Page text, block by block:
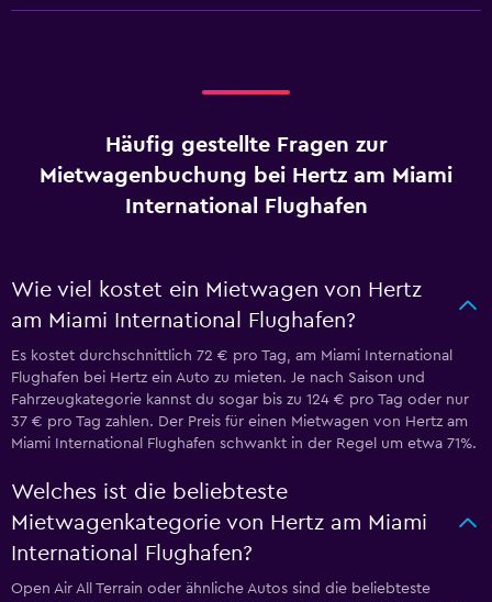
Häufig gestellte Fragen zur
Mietwagenbuchung bei Hertz am Miami
International Flughafen
Wie viel kostet ein Mietwagen von Hertz
am Miami International Flughafen?
Es kostet durchschnittlich 72 € pro Tag, am Miami International
Flughafen bei Hertz ein Auto zu mieten. Je nach Saison und
Fahrzeugkategorie kannst du sogar bis zu 124 € pro Tag oder nur
37 € pro Tag zahlen. Der Preis für einen Mietwagen von Hertz am
Miami International Flughafen schwankt in der Regel um etwa 71%.
Welches ist die beliebteste
Mietwagenkategorie von Hertz am Miami
International Flughafen?
Open Air All Terrain oder ähnliche Autos sind die beliebteste